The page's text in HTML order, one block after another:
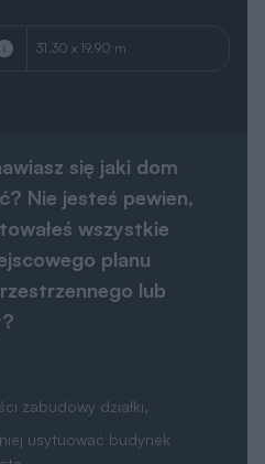
31.30 x 19.90 m
się jaki dom
Nie jesteś pewien,
wszystkie
planu
lub
zabudowy działki,
usytuować budynek